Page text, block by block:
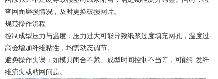
查网面磨损情况，及时更换破损网片。
规范操作流程
控制成型压力与温度：压力过大可能导致纸浆过度填充网孔，温度过
高会增加纤维粘性，均需动态调节。
避免操作失误：如模具闭合不紧、成型时间控制不当等，可能引发纤
维流失或粘网问题。